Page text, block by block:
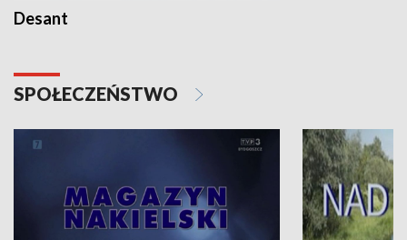
Desant
SPOŁECZEŃSTWO